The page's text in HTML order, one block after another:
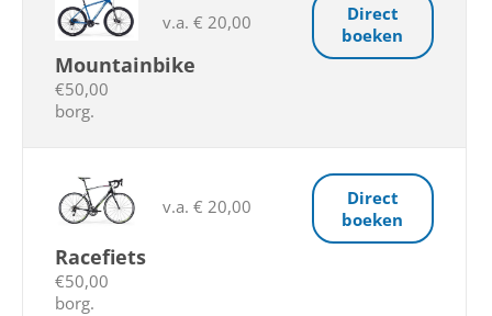
Mountainbike
€50,00
borg.
v.a. € 20,00
Direct
boeken
Racefiets
€50,00
borg.
v.a. € 20,00
Direct
boeken